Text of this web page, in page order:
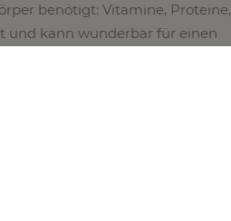
benötigt: Vitamine, Proteine,
und kann wunderbar für einen
Buddha Bowl herauslassen.
kommen